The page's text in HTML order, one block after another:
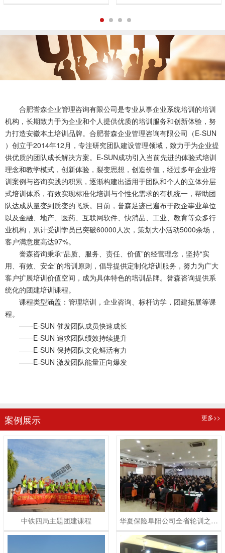
合肥誉森企业管理咨询有限公司是专业从事企业系统培训的培训
机构，长期致力于为企业和个人提供优质的培训服务和创新体验，努
力打造安徽本土培训品牌。合肥誉森企业管理咨询有限公司（E-SUN
）创立于2014年12月，专注研究团队建设管理领域，致力于为企业提
供优质的团队成长解决方案。E-SUN成功引入当前先进的体验式培训
理念和教学模式，创新体验，裂变思想，创造价值，经过多年企业培
训案例与咨询实践的积累，逐渐构建出适用于团队和个人的立体分层
式培训体系，有效实现标准化培训与个性化需求的有机统一，帮助团
队达成从量变到质变的飞跃。目前，誉森足迹已遍布于政企事业单位
以及金融、地产、医药、互联网软件、快消品、工业、教育等众多行
业机构，累计受训学员已突破60000人次，策划大小活动5000余场，
客户满意度高达97%。
誉森咨询秉承“品质、服务、责任、价值”的经营理念，坚持“实
用、有效、安全”的培训原则，倡导提供定制化培训服务，努力为广大
客户扩展培训价值空间，成为具体特色的培训品牌。誉森咨询提供系
统化的团建培训课程。
课程类型涵盖：管理培训，企业咨询、标杆访学，团建拓展等课
程。
——E-SUN 催发团队成员快速成长
——E-SUN 追求团队绩效持续提升
——E-SUN 保持团队文化鲜活有力
——E-SUN 激发团队能量正向爆发
案例展示 更多>>
中铁四局主题团建课程 华夏保险阜阳公司全省轮训之《结构化思维与表达呈现》培训课程